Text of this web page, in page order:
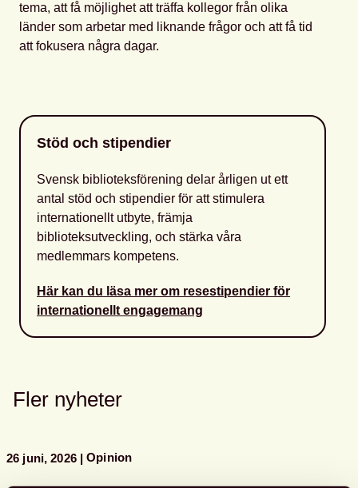
tema, att få möjlighet att träffa kollegor från olika
länder som arbetar med liknande frågor och att få tid
att fokusera några dagar.
Stöd och stipendier
Svensk biblioteksförening delar årligen ut ett
antal stöd och stipendier för att stimulera
internationellt utbyte, främja
biblioteksutveckling, och stärka våra
medlemmars kompetens.
Här kan du läsa mer om resestipendier för
internationellt engagemang
Fler nyheter
26 juni, 2026 Opinion